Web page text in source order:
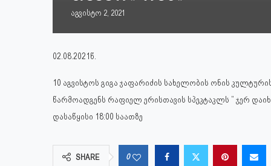
აგვისტო 2, 2021
02.08.2021წ.
10 აგვისტოს გიგა ჯაფარიძის სახელობის ონის
წარმოადგენს რაფიელ ერისთავის სპეკტაკლს ” ჯერ
დასაწყისი 18:00 საათზე
SHARE 0